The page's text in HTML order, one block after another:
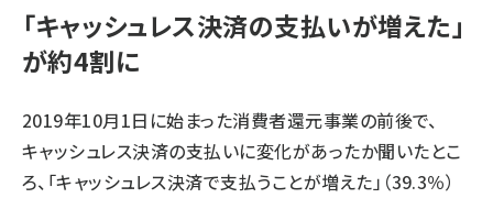
「キャッシュレス決済の支払いが増えた」
が約4割に
2019年10月1日に始まった消費者還元事業の前後で、
キャッシュレス決済の支払いに変化があったか聞いたとこ
ろ、「キャッシュレス決済で支払うことが増えた」（39.3％）